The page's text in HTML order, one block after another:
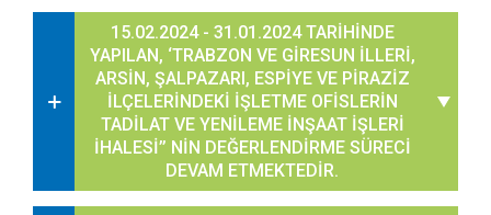
15.02.2024 - 31.01.2024 TARİHİNDE
YAPILAN, ‘TRABZON VE GİRESUN İLLERİ,
ARSİN, ŞALPAZARI, ESPİYE VE PİRAZİZ
İLÇELERİNDEKİ İŞLETME OFİSLERİN
TADİLAT VE YENİLEME İNŞAAT İŞLERİ
İHALESİ’’ NİN DEĞERLENDİRME SÜRECİ
DEVAM ETMEKTEDİR.